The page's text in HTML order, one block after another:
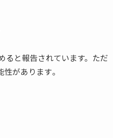
ると報告されています。ただ
性があります​​。